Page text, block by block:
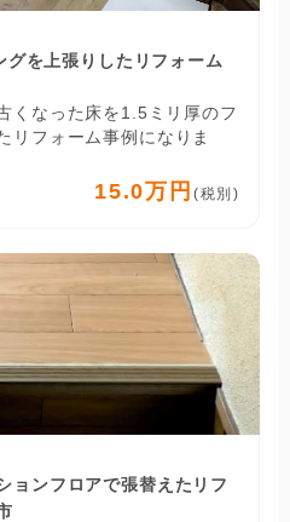
を上張りしたリフォーム
くなった床を1.5ミリ厚のフ
リフォーム事例になりま
15.0万円 (税別)
ョンフロアで張替えたリフ